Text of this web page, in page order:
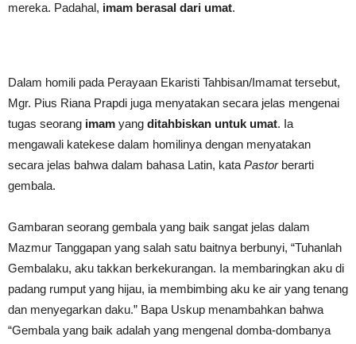
mereka. Padahal, imam berasal dari umat.
Dalam homili pada Perayaan Ekaristi Tahbisan/Imamat tersebut,
Mgr. Pius Riana Prapdi juga menyatakan secara jelas mengenai
tugas seorang imam yang ditahbiskan untuk umat. Ia
mengawali katekese dalam homilinya dengan menyatakan
secara jelas bahwa dalam bahasa Latin, kata Pastor berarti
gembala.
Gambaran seorang gembala yang baik sangat jelas dalam
Mazmur Tanggapan yang salah satu baitnya berbunyi, “Tuhanlah
Gembalaku, aku takkan berkekurangan. Ia membaringkan aku di
padang rumput yang hijau, ia membimbing aku ke air yang tenang
dan menyegarkan daku.” Bapa Uskup menambahkan bahwa
“Gembala yang baik adalah yang mengenal domba-dombanya